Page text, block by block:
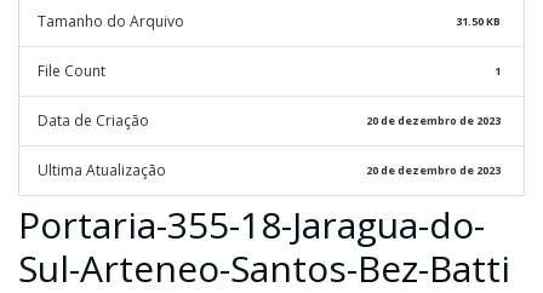
Tamanho do Arquivo 31.50 KB
File Count 1
Data de Criação 20 de dezembro de 2023
Ultima Atualização 20 de dezembro de 2023
Portaria-355-18-Jaragua-do-
Sul-Arteneo-Santos-Bez-Batti